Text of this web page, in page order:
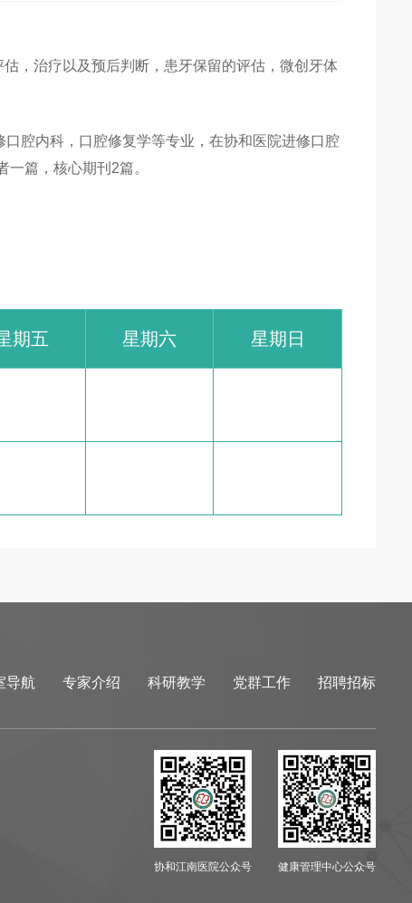
，治疗以及预后判断，患牙保留的评估，微创牙体
腔内科，口腔修复学等专业，在协和医院进修口腔
篇，核心期刊2篇。
期五 星期六 星期日
导航 专家介绍 科研教学 党群工作 招聘招标
协和江南医院公众号 健康管理中心公众号